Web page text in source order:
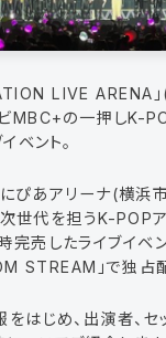
LIVE ARENA」
MBC+の一押しK-
ベント。
ぴあアリーナ(横浜
世代を担うK-POPア
完売したライブイベ
STREAM」で独占
はじめ、出演者、セ